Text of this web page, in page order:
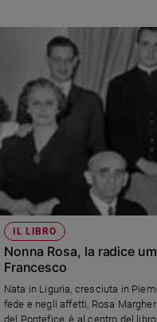
Contatti
Pubblicità
Registrati
Social
IL LIBRO
Nonna Rosa, la radice
Francesco
Nata in Liguria, cresciuta in
fede e negli affetti, Rosa
del Pontefice, è al centro del